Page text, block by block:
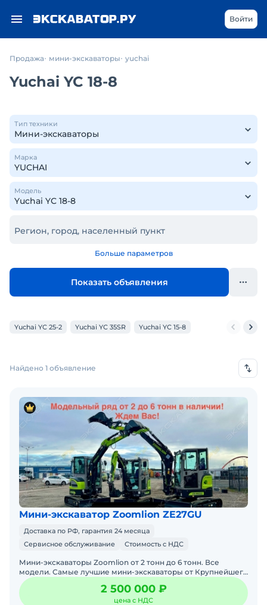
Войти
Продажа мини-экскаваторы yuchai
Yuchai YC 18-8
Тип техники
Марка
Модель
Регион, город, населенный пункт
Больше параметров
Показать объявления
Yuchai YC 25-2 Yuchai YC 35SR Yuchai YC 15-8
Найдено 1 объявление
Мини-экскаватор Zoomlion ZE27GU
Доставка по РФ, гарантия 24 месяца
Сервисное обслуживание
Стоимость с НДС
Мини-экскаваторы Zoomlion от 2 тонн до 6 тонн. Все
модели. Самые лучшие мини-экскаваторы от Крупнейшего
производителя ZOOMLION из Китая, в наличии со складов в
2 500 000 ₽
цена с НДС